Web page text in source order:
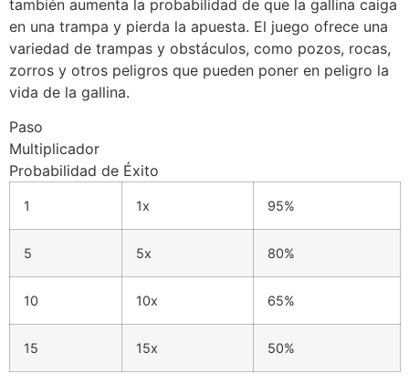
también aumenta la probabilidad de que la gallina caiga
en una trampa y pierda la apuesta. El juego ofrece una
variedad de trampas y obstáculos, como pozos, rocas,
zorros y otros peligros que pueden poner en peligro la
vida de la gallina.
Paso
Multiplicador
Probabilidad de Éxito
1 1x 95%
5 5x 80%
10 10x 65%
15 15x 50%